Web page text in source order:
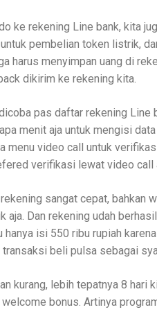
ke rekening Line bank, kita
pembelian token listrik,
harus menyimpan uang di
dikirim ke rekening kita.
pas daftar rekening Line
menit aja untuk mengisi
menu video call untuk
verifikasi lewat video call
sangat cepat, bahkan
aja. Dan rekening udah
hanya isi 550 ribu rupiah
beli pulsa sebagai
kurang, lebih tepatnya 8 hari
bonus. Artinya